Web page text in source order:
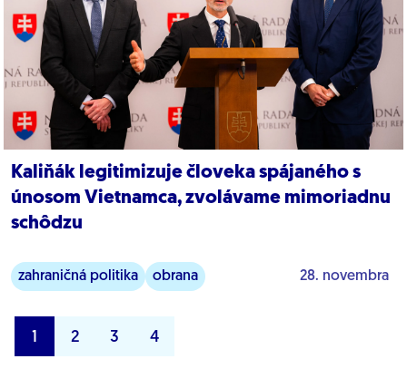
Kaliňák legitimizuje človeka spájaného s
únosom Vietnamca, zvolávame mimoriadnu
schôdzu
zahraničná politika obrana 28. novembra
1 2 3 4